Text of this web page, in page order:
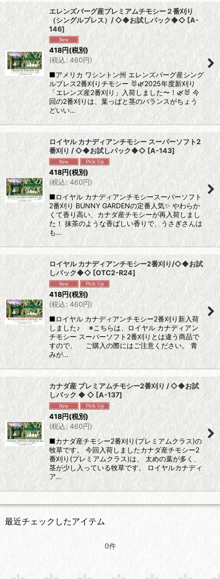
エレンズバーグ産プレミアムチモシー２番刈り
（シングルプレス）/ ◇◆お試しパック◆◇ [A-
146]
418円(税別)
(税込: 460円)
■アメリカ ワシントン州 エレンズバーグ産シング
ルプレス2番刈りチモシー 🐰🌿2025年度新刈り
「エレンズ産2番刈り」入荷しました〜！🌿🐰 今
回の2番刈りは、葉っぱと茎のバランスがちょう
どいい…
ロイヤル カナディアンチモシー スーパーソフト2
番刈り / ◇◆お試しパック◆◇ [A-143]
418円(税別)
(税込: 460円)
■ロイヤル カナディアンチモシースーパーソフト
2番刈り BUNNY GARDENの定番人気✨ やわらか
くて香り高い、カナダ産チモシーが再入荷しまし
た！ 抹茶のような香ばしい香りで、うさぎさんは
も…
ロイヤル カナディアンチモシー2番刈り/◇◆お試
しパック◆◇ [OTC2-R24]
418円(税別)
(税込: 460円)
■ロイヤル カナディアンチモシー2番刈り新入荷
しました♪ ※こちらは、ロイヤル カナディアン
チモシー スーパーソフト2番刈りとは違う商品で
すので、 ご購入の際にはご注意ください。 青
みが…
カナダ産 プレミアムチモシー2番刈り / ◇◆お試
しパック ◆ ◇[A-137]
418円(税別)
(税込: 460円)
■カナダ産チモシー2番刈り(プレミアムクラス)の
牧草です。 今回入荷しましたカナダ産チモシー2
番刈り(プレミアムクラス)は、 太めの葉が多く、
茎が少し入っている牧草です。 ロイヤルカナディ
ア…
最近チェックしたアイテム
0件